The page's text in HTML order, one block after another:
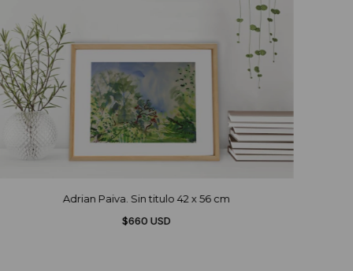
Adrian Paiva. Sin titulo 42 x 56 cm
$660 USD